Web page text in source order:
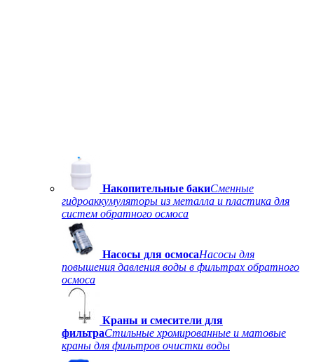
Накопительные бакиСменные
гидроаккумуляторы из металла и пластика для
систем обратного осмоса
Насосы для осмосаНасосы для
повышения давления воды в фильтрах обратного
осмоса
Краны и смесители для
фильтраСтильные хромированные и матовые
краны для фильтров очистки воды